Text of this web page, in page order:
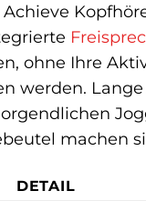
ohne Ihre
werden.
machen
DETAIL